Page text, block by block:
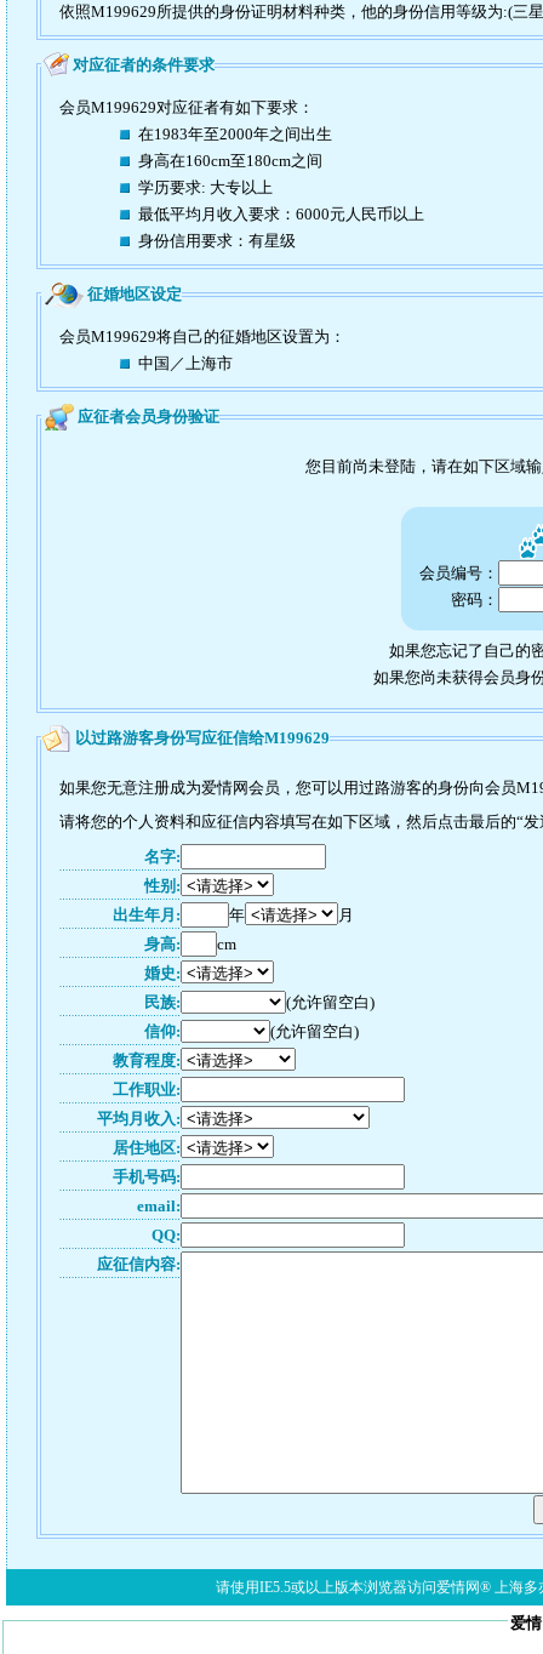
依照M199629所提供的身份证明材料种类，他的身份信用等级为:(三
对应征者的条件要求
会员M199629对应征者有如下要求：
在1983年至2000年之间出生
身高在160cm至180cm之间
学历要求: 大专以上
最低平均月收入要求：6000元人民币以上
身份信用要求：有星级
征婚地区设定
会员M199629将自己的征婚地区设置为：
中国／上海市
应征者会员身份验证
您目前尚未登陆，请在如下区域
会员编号：
密码：
如果您忘记了自己的
如果您尚未获得会员身
以过路游客身份写应征信给M199629
如果您无意注册成为爱情网会员，您可以用过路游客的身份向会员
请将您的个人资料和应征信内容填写在如下区域，然后点击最后的“
名字:
性别:
出生年月:
年
月
身高:
cm
婚史:
民族:
(允许留空白)
信仰:
(允许留空白)
教育程度:
工作职业:
平均月收入:
居住地区:
手机号码:
email:
QQ:
应征信内容:
请使用IE5.5或以上版本浏览器访问爱情网® 上海多
爱